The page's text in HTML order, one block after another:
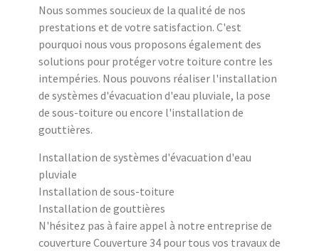
Nous sommes soucieux de la qualité de nos
prestations et de votre satisfaction. C'est
pourquoi nous vous proposons également des
solutions pour protéger votre toiture contre les
intempéries. Nous pouvons réaliser l'installation
de systèmes d'évacuation d'eau pluviale, la pose
de sous-toiture ou encore l'installation de
gouttières.
Installation de systèmes d'évacuation d'eau
pluviale
Installation de sous-toiture
Installation de gouttières
N'hésitez pas à faire appel à notre entreprise de
couverture Couverture 34 pour tous vos travaux de